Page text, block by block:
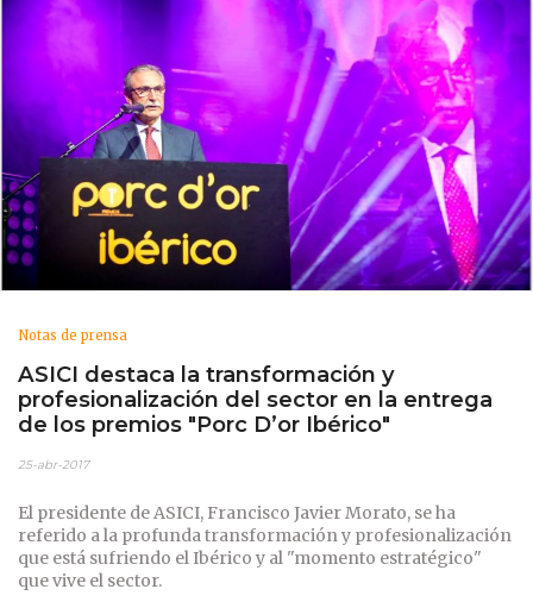
Notas de prensa
ASICI destaca la transformación y
profesionalización del sector en la entrega
de los premios "Porc D’or Ibérico"
25-abr-2017
El presidente de ASICI, Francisco Javier Morato, se ha
referido a la profunda transformación y profesionalización
que está sufriendo el Ibérico y al "momento estratégico"
que vive el sector.